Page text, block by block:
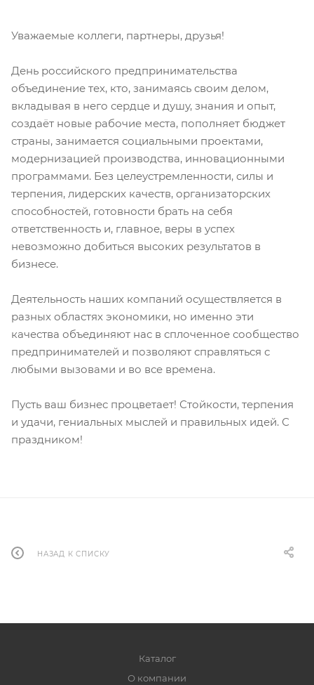
Уважаемые коллеги, партнеры, друзья!
День российского предпринимательства
объединение тех, кто, занимаясь своим делом,
вкладывая в него сердце и душу, знания и опыт,
создаёт новые рабочие места, пополняет бюджет
страны, занимается социальными проектами,
модернизацией производства, инновационными
программами. Без целеустремленности, силы и
терпения, лидерских качеств, организаторских
способностей, готовности брать на себя
ответственность и, главное, веры в успех
невозможно добиться высоких результатов в
бизнесе.
Деятельность наших компаний осуществляется в
разных областях экономики, но именно эти
качества объединяют нас в сплоченное сообщество
предпринимателей и позволяют справляться с
любыми вызовами и во все времена.
Пусть ваш бизнес процветает! Стойкости, терпения
и удачи, гениальных мыслей и правильных идей. С
праздником!
НАЗАД К СПИСКУ
Каталог
О компании